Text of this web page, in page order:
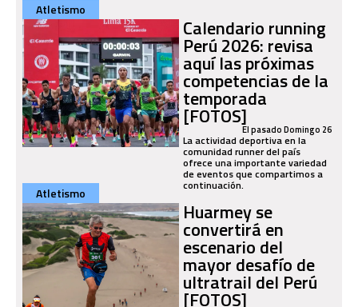
Atletismo
Calendario running
Perú 2026: revisa
aquí las próximas
competencias de la
temporada
[FOTOS]El pasado Domingo 26
La actividad deportiva en la
comunidad runner del país
ofrece una importante variedad
de eventos que compartimos a
continuación.
Atletismo
Huarmey se
convertirá en
escenario del
mayor desafío de
ultratrail del Perú
[FOTOS]